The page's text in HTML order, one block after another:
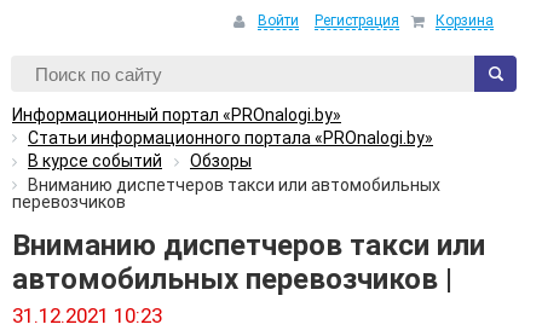
Войти Регистрация Корзина
Информационный портал «PROnalogi.by»
Статьи информационного портала «PROnalogi.by»
В курсе событий
Обзоры
Вниманию диспетчеров такси или автомобильных
перевозчиков
Вниманию диспетчеров такси или
автомобильных перевозчиков |
31.12.2021 10:23